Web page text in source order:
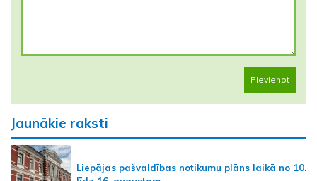
Pievienot
Jaunākie raksti
Liepājas pašvaldības notikumu plāns laikā no 10.